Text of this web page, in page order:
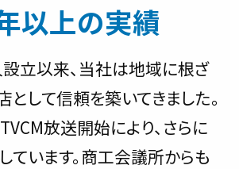
以上の実績
立以来、当社は地域に根ざ
して信頼を築いてきました。
放送開始により、さらに
ています。商工会議所からも